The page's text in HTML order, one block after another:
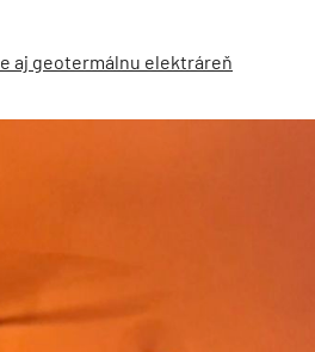
aj geotermálnu elektráreň